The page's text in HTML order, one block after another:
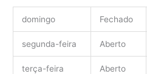
domingo Fechado
segunda-feira Aberto
terça-feira Aberto